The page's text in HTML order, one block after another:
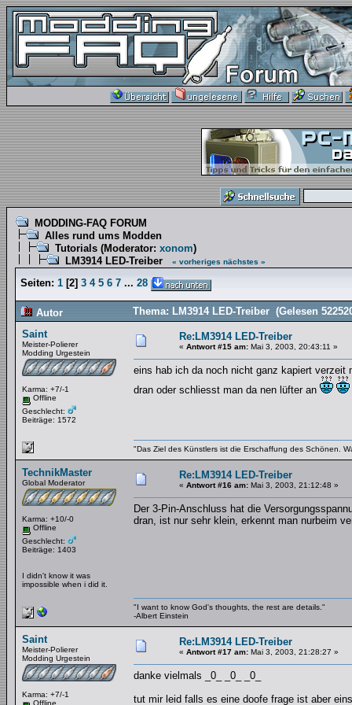
MODDING-FAQ FORUM
Alles rund ums Modden
Tutorials (Moderator: xonom)
LM3914 LED-Treiber
« vorheriges nächstes »
Seiten: 1 [2] 3 4 5 6 7 ... 28
Autor
Thema: LM3914 LED-Treiber (Gelesen
Saint
Meister-Polierer
Modding Urgestein
Karma: +7/-1
Offline
Geschlecht:
Beiträge: 1572
Re:LM3914 LED-Treiber
« Antwort #15 am: Mai 3, 2003, 20:43:11 »
eins hab ich da noch nicht ganz kapiert verzeit
dran oder schliesst man da nen lüfter an
"Das Ziel des Künstlers ist die Erschaffung des Schönen.
TechnikMaster
Global Moderator
Karma: +10/-0
Offline
Geschlecht:
Beiträge: 1403
I didn't know it was
impossible when i did it.
Re:LM3914 LED-Treiber
« Antwort #16 am: Mai 3, 2003, 21:12:48 »
Der 3-Pin-Anschluss hat die
dran, ist nur sehr klein, erkennt man nurbeim
"I want to know God's thoughts, the rest are details."
-Albert Einstein
Saint
Meister-Polierer
Modding Urgestein
Karma: +7/-1
Offline
Re:LM3914 LED-Treiber
« Antwort #17 am: Mai 3, 2003, 21:28:27 »
danke vielmals _0_ _0_ _0_
tut mir leid falls es eine doofe frage ist aber